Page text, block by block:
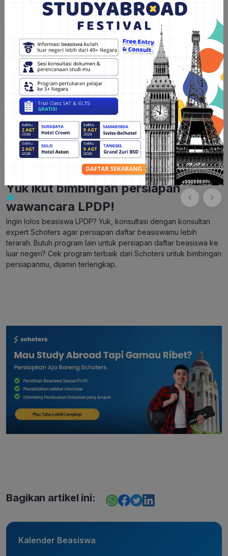
Tips persiapan wawancara LPDP yang terakhir adalah
sebaiknya tidak terlupa untuk dilakukan adalah memperbanyak
berdoa. Berdoa kepada Tuhan bisa membantu mendapat hati
dan pikiran yang lebih tenang, sehingga berdampak positif bagi
kelancaran proses wawancaramu. Selain itu, penting sekali
untuk belajar bagaimana berpikir positif setiap saat. Pastikan
sudah yakin akan berhasil dan melewati seleksi wawancara
dengan baik.
Baca Juga:Rekomendasi Bimbingan Supaya
Lolos Beasiswa LPDP
Tertarik dengan program tersebut?
Yuk ikut bimbingan persiapan
wawancara LPDP!
Ingin lolos beasiswa LPDP? Yuk, konsultasi dengan konsultan
expert Schoters agar persiapan daftar beasiswamu lebih
terarah. Butuh program lain untuk persiapan daftar beasiswa ke
luar negeri? Cek program terbaik dari Schoters untuk bimbingan
persiapanmu, dijamin terlengkap.
Bagikan artikel ini:
Kalender Beasiswa